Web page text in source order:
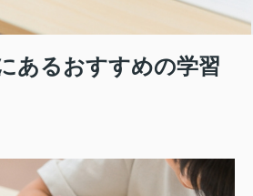
あるおすすめの学習